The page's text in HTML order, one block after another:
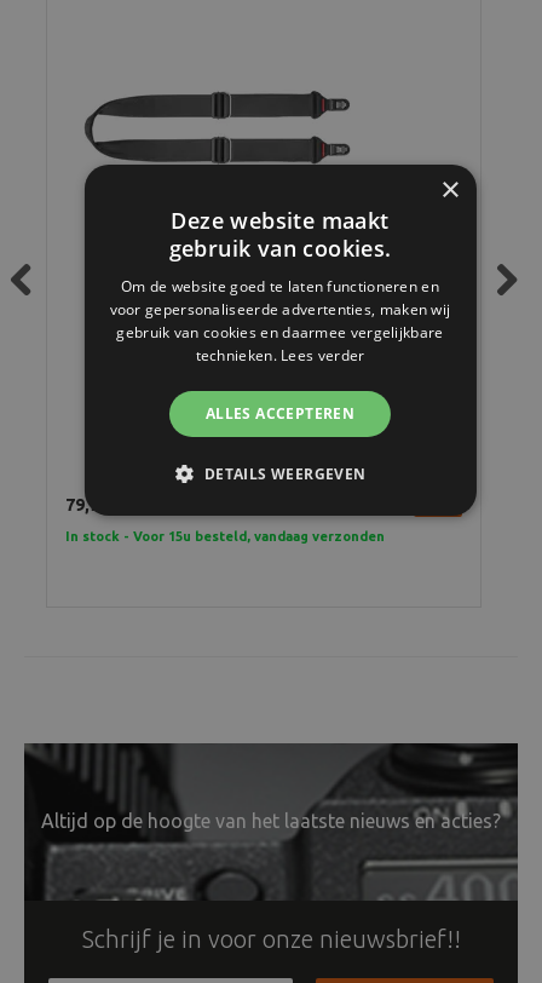
79,95
In stock - Voor 15u besteld, vandaag verzonden
Altijd op de hoogte van het laatste nieuws en acties?
Schrijf je in voor onze nieuwsbrief!!
×
Deze website maakt
gebruik van cookies.
Om de website goed te laten functioneren en
voor gepersonaliseerde advertenties, maken wij
gebruik van cookies en daarmee vergelijkbare
technieken. Lees verder
ALLES ACCEPTEREN
DETAILS WEERGEVEN